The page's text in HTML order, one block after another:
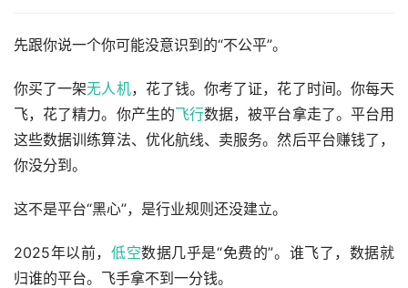
先跟你说一个你可能没意识到的“不公平”。
你买了一架无人机，花了钱。你考了证，花了时间。你每天
飞，花了精力。你产生的飞行数据，被平台拿走了。平台用
这些数据训练算法、优化航线、卖服务。然后平台赚钱了，
你没分到。
这不是平台“黑心”，是行业规则还没建立。
2025年以前， 低空数据几乎是“免费的”。谁飞了，数据就
归谁的平台。飞手拿不到一分钱。